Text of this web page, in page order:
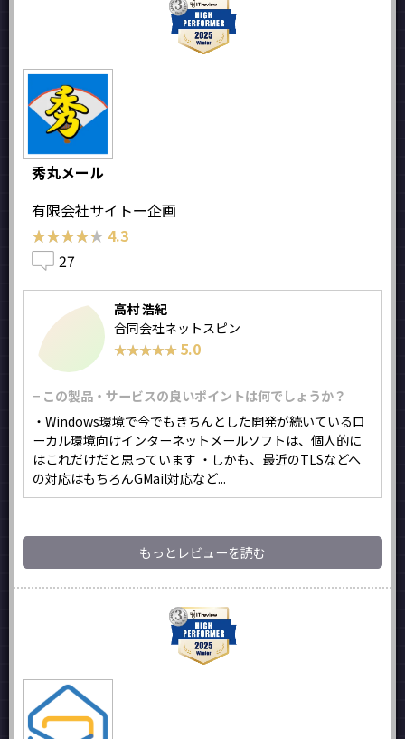
秀丸メール
有限会社サイトー企画
★★★★★
★★★★★ 4.3
27
高村 浩紀
合同会社ネットスピン
★★★★★
★★★★★ 5.0
− この製品・サービスの良いポイントは何でしょうか？
・Windows環境で今でもきちんとした開発が続いているロ
ーカル環境向けインターネットメールソフトは、個人的に
はこれだけだと思っています ・しかも、最近のTLSなどへ
の対応はもちろんGMail対応など...
もっとレビューを読む